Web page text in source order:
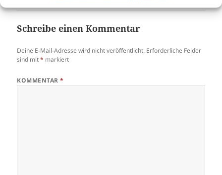
Schreibe einen Kommentar
Deine E-Mail-Adresse wird nicht veröffentlicht. Erforderliche Felder
sind mit* markiert
KOMMENTAR*